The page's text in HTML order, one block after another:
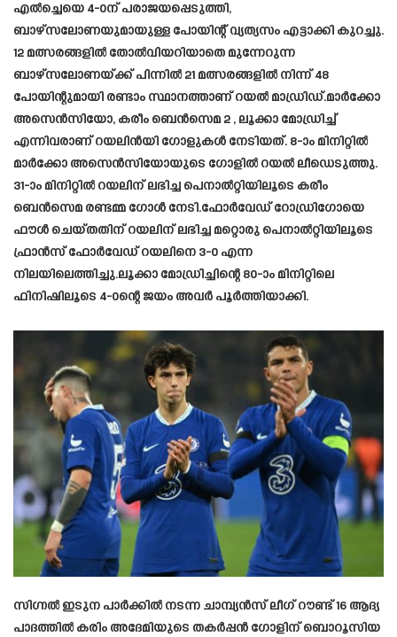
എൽച്ചെയെ 4-0ന് പരാജയപ്പെടുത്തി,
ബാഴ്‌സലോണയുമായുള്ള പോയിന്റ് വ്യത്യസം എട്ടാക്കി കുറച്ചു.
12 മത്സരങ്ങളിൽ തോൽവിയറിയാതെ മുന്നേറുന്ന
ബാഴ്‌സലോണയ്ക്ക് പിന്നിൽ 21 മത്സരങ്ങളിൽ നിന്ന് 48
പോയിന്റുമായി രണ്ടാം സ്ഥാനത്താണ് റയൽ മാഡ്രിഡ്.മാർക്കോ
അസെൻസിയോ, കരീം ബെൻസെമ 2 , ലൂക്കാ മോഡ്രിച്ച്
എന്നിവരാണ് റയലിൻയി ഗോളുകൾ നേടിയത്. 8-ാം മിനിറ്റിൽ
മാർക്കോ അസെൻസിയോയുടെ ഗോളിൽ റയൽ ലീഡെടുത്തു.
31-ാം മിനിറ്റിൽ റയലിന് ലഭിച്ച പെനാൽറ്റിയിലൂടെ കരീം
ബെൻസെമ രണ്ടമ്മ ഗോൾ നേടി.ഫോർവേഡ് റോഡ്രിഗോയെ
ഫൗൾ ചെയ്തതിന് റയലിന് ലഭിച്ച മറ്റൊരു പെനാൽറ്റിയിലൂടെ
ഫ്രാൻസ് ഫോർവേഡ് റയലിനെ 3-0 എന്ന
നിലയിലെത്തിച്ചു.ലൂക്കാ മോഡ്രിച്ചിന്റെ 80-ാം മിനിറ്റിലെ
ഫിനിഷിലൂടെ 4-0ന്റെ ജയം അവർ പൂർത്തിയാക്കി.
സിഗ്നൽ ഇടുന പാർക്കിൽ നടന്ന ചാമ്പ്യൻസ് ലീഗ് റൗണ്ട് 16 ആദ്യ
പാദത്തിൽ കരിം അദേമിയുടെ തകർപ്പൻ ഗോളിന് ബൊറൂസിയ